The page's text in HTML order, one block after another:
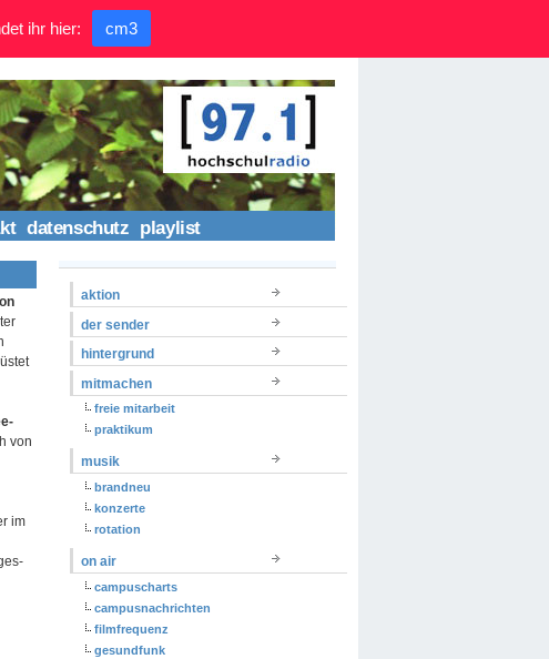
datenschutz playlist
von
im
aktion
der sender
hintergrund
mitmachen
freie mitarbeit
praktikum
musik
brandneu
konzerte
rotation
on air
campuscharts
campusnachrichten
filmfrequenz
gesundfunk
ihr hier: cm3